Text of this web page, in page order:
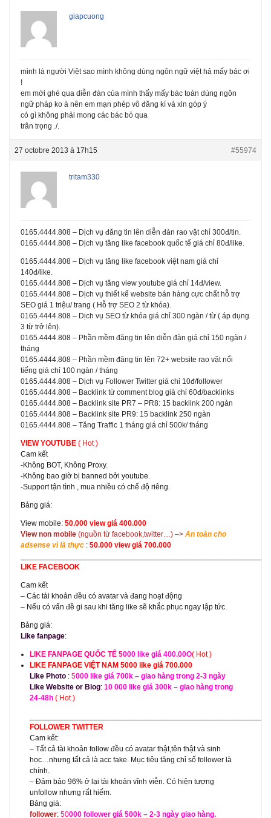
giapcuong
mình là người Việt sao mình không dùng ngôn ngữ việt hả mấy bác ơi
!
em mới ghé qua diễn đàn của mình thấy mấy bác toàn dùng ngôn
ngữ pháp ko à nên em mạn phép vô đăng kí và xin góp ý
có gì không phải mong các bác bỏ qua
trân trọng ./.
27 octobre 2013 à 17h15 #55974
tritam330
0165.4444.808 – Dịch vụ đăng tin lên diễn đàn rao vặt chỉ 300đ/tin.
0165.4444.808 – Dịch vụ tăng like facebook quốc tế giá chỉ 80đ/like.
0165.4444.808 – Dịch vụ tăng like facebook việt nam giá chỉ
140đ/like.
0165.4444.808 – Dịch vụ tăng view youtube giá chỉ 14đ/view.
0165.4444.808 – Dịch vụ thiết kế website bán hàng cực chất hỗ trợ
SEO giá 1 triệu/ trang ( Hỗ trợ SEO 2 từ khóa).
0165.4444.808 – Dịch vụ SEO từ khóa giá chỉ 300 ngàn / từ ( áp dụng
3 từ trở lên).
0165.4444.808 – Phần mềm đăng tin lên diễn đàn giá chỉ 150 ngàn /
tháng
0165.4444.808 – Phần mềm đăng tin lên 72+ website rao vặt nổi
tiếng giá chỉ 100 ngàn / tháng
0165.4444.808 – Dịch vụ Follower Twitter giá chỉ 10đ/follower
0165.4444.808 – Backlink từ comment blog giá chỉ 60đ/backlinks
0165.4444.808 – Backlink site PR7 – PR8: 15 backlink 200 ngàn
0165.4444.808 – Backlink site PR9: 15 backlink 250 ngàn
0165.4444.808 – Tăng Traffic 1 tháng giá chỉ 500k/ tháng
VIEW YOUTUBE ( Hot )
Cam kết
-Không BOT, Không Proxy.
-Không bao giờ bị banned bởi youtube.
-Support tận tình , mua nhiều có chế độ riêng.
Bảng giá:
View mobile: 50.000 view giá 400.000
View non mobile (nguồn từ facebook,twitter…) –> An toàn cho
adsense vì là thực : 50.000 view giá 700.000
LIKE FACEBOOK
Cam kết
– Các tài khoản đều có avatar và đang hoạt động
– Nếu có vấn đề gi sau khi tăng like sẽ khắc phục ngay lập tức.
Bảng giá:
Like fanpage:
LIKE FANPAGE QUỐC TẾ 5000 like giá 400.00O( Hot )
LIKE FANPAGE VIỆT NAM 5000 like giá 700.000
Like Photo : 5000 like giá 700k – giao hàng trong 2-3 ngày
Like Website or Blog: 10 000 like giá 300k – giao hàng trong
24-48h ( Hot )
FOLLOWER TWITTER
Cam kết:
– Tất cả tài khoản follow đều có avatar thật,tên thật và sinh
học…nhưng tất cả là acc fake. Mục tiêu tăng chỉ số follower là
chính.
– Đảm bảo 96% ở lại tài khoản vĩnh viễn. Có hiện tượng
unfollow nhưng rất hiếm.
Bảng giá:
follower: 50000 follower giá 500k – 2-3 ngày giao hàng.